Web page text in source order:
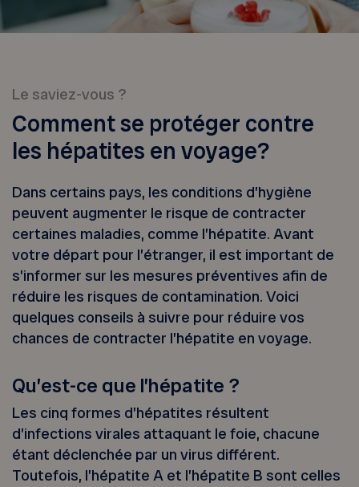
Le saviez-vous ?
Comment se protéger contre
les hépatites en voyage?
Dans certains pays, les conditions d’hygiène
peuvent augmenter le risque de contracter
certaines maladies, comme l’hépatite. Avant
votre départ pour l’étranger, il est important de
s’informer sur les mesures préventives afin de
réduire les risques de contamination. Voici
quelques conseils à suivre pour réduire vos
chances de contracter l’hépatite en voyage.
Qu’est-ce que l’hépatite ?
Les cinq formes d’hépatites résultent
d’infections virales attaquant le foie, chacune
étant déclenchée par un virus différent.
Toutefois, l’hépatite A et l’hépatite B sont celles